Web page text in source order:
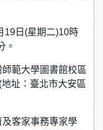
19日(星期二)10時
。
範大學圖書館校區
址：臺北市大安區
客家事務專家學